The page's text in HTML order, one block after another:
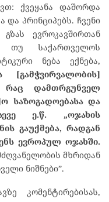
ქვეყანა დაშორდა
და პრინციპებს. ჩვენი
ევროკავშირთან
თუ საქართველოს
ნება ექნება,
[გამჭვირვალობის]
რაც დამთრგუნველ
საზოგადოებასა და
ე.წ. „ოჯახის
გაუქმება, რადგან
ევროპულ ოჯახში.
მხრიდან
ნიშნები”.
კომენტირებისას,